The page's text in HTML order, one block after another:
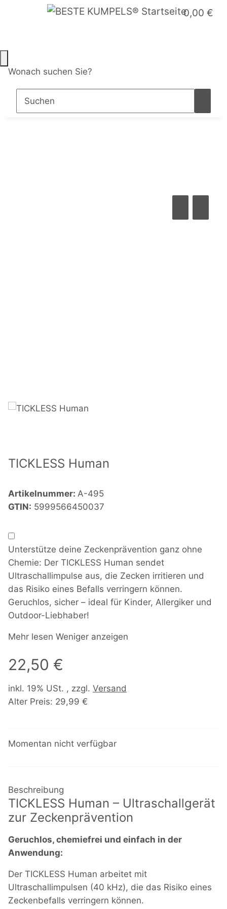
0,00 €
Wonach suchen Sie?
TICKLESS Human
Artikelnummer: A-495
GTIN: 5999566450037
Unterstütze deine Zeckenprävention ganz ohne
Chemie: Der TICKLESS Human sendet
Ultraschallimpulse aus, die Zecken irritieren und
das Risiko eines Befalls verringern können.
Geruchlos, sicher – ideal für Kinder, Allergiker und
Outdoor-Liebhaber!
Mehr lesen Weniger anzeigen
22,50 €
inkl. 19% USt. , zzgl. Versand
Alter Preis: 29,99 €
Momentan nicht verfügbar
Beschreibung
TICKLESS Human – Ultraschallgerät
zur Zeckenprävention
Geruchlos, chemiefrei und einfach in der
Anwendung:
Der TICKLESS Human arbeitet mit
Ultraschallimpulsen (40 kHz), die das Risiko eines
Zeckenbefalls verringern können.